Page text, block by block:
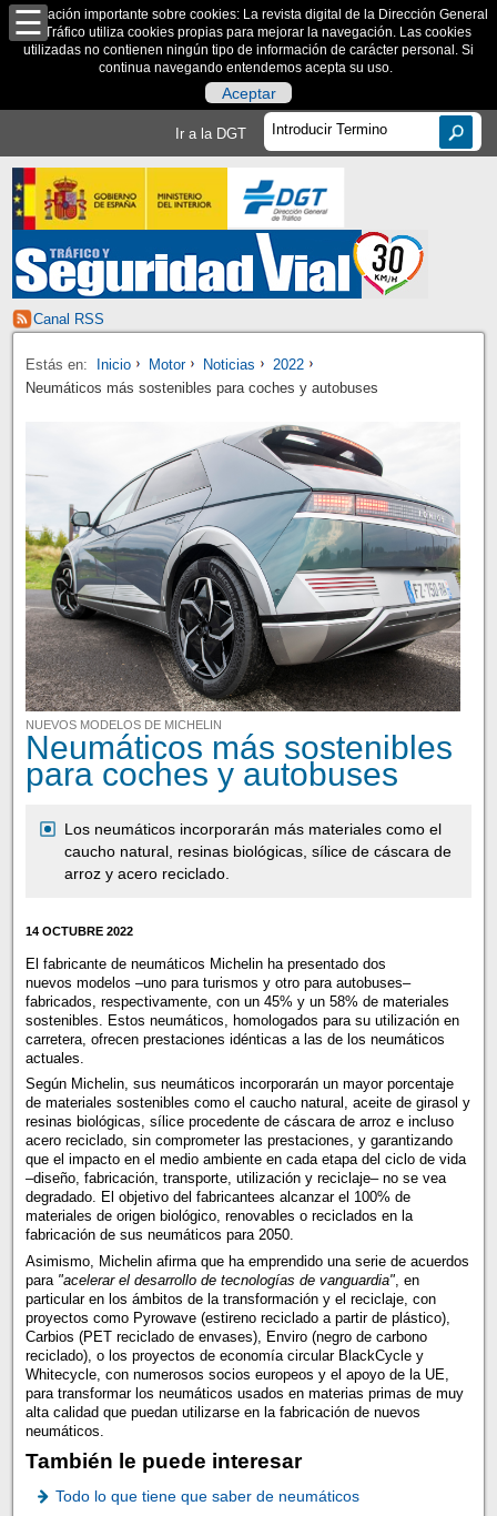
Información importante sobre cookies: La revista digital de la Dirección General
de Tráfico utiliza cookies propias para mejorar la navegación. Las cookies
utilizadas no contienen ningún tipo de información de carácter personal. Si
continua navegando entendemos acepta su uso.
Aceptar
Ir a la DGT
Canal RSS
Estás en: Inicio Motor Noticias
2022
Neumáticos más sostenibles para coches y autobuses
NUEVOS MODELOS DE MICHELIN
Neumáticos más sostenibles
para coches y autobuses
Los neumáticos incorporarán más materiales como el
caucho natural, resinas biológicas, sílice de cáscara de
arroz y acero reciclado.
14 OCTUBRE 2022
El fabricante de neumáticos Michelin ha presentado dos
nuevos modelos –uno para turismos y otro para autobuses–
fabricados, respectivamente, con un 45% y un 58% de materiales
sostenibles. Estos neumáticos, homologados para su utilización en
carretera, ofrecen prestaciones idénticas a las de los neumáticos
actuales.
Según Michelin, sus neumáticos incorporarán un mayor porcentaje
de materiales sostenibles como el caucho natural, aceite de girasol y
resinas biológicas, sílice procedente de cáscara de arroz e incluso
acero reciclado, sin comprometer las prestaciones, y garantizando
que el impacto en el medio ambiente en cada etapa del ciclo de vida
–diseño, fabricación, transporte, utilización y reciclaje– no se vea
degradado. El objetivo del fabricantees alcanzar el 100% de
materiales de origen biológico, renovables o reciclados en la
fabricación de sus neumáticos para 2050.
Asimismo, Michelin afirma que ha emprendido una serie de acuerdos
para "acelerar el desarrollo de tecnologías de vanguardia", en
particular en los ámbitos de la transformación y el reciclaje, con
proyectos como Pyrowave (estireno reciclado a partir de plástico),
Carbios (PET reciclado de envases), Enviro (negro de carbono
reciclado), o los proyectos de economía circular BlackCycle y
Whitecycle, con numerosos socios europeos y el apoyo de la UE,
para transformar los neumáticos usados en materias primas de muy
alta calidad que puedan utilizarse en la fabricación de nuevos
neumáticos.
También le puede interesar
Todo lo que tiene que saber de neumáticos